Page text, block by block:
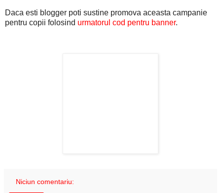
Daca esti blogger poti sustine promova aceasta campanie
pentru copii folosind urmatorul cod pentru banner.
Niciun comentariu: